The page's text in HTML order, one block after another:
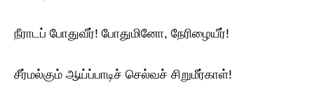
நீராடப் போதுவீர்! போதுமினோ, நேரிழையீர்!
சீர்மல்கும் ஆய்ப்பாடிச் செல்வச் சிறுமீர்காள்!